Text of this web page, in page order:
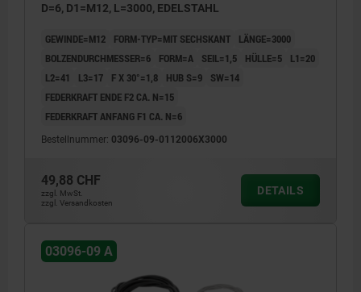
D=6, D1=M12, L=3000, EDELSTAHL
GEWINDE=M12 FORM-TYP=MIT SECHSKANT
LÄNGE=3000
BOLZENDURCHMESSER=6
FORM=A SEIL=1,5 HÜLLE=5
L1=20
L2=41
L3=17 F X 30°=1,8 HUB S=9
SW=14
FEDERKRAFT ENDE F2 CA. N=15
FEDERKRAFT ANFANG F1 CA. N=6
Bestellnummer: 03096-09-0112006X3000
49,88 CHF
zzgl. MwSt.
zzgl. Versandkosten
DETAILS
03096-09 A